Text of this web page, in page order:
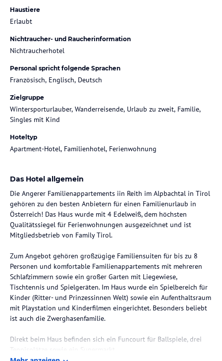
Haustiere
Erlaubt
Nichtraucher- und Raucherinformation
Nichtraucherhotel
Personal spricht folgende Sprachen
Französisch, Englisch, Deutsch
Zielgruppe
Wintersporturlauber, Wanderreisende, Urlaub zu zweit, Familie,
Singles mit Kind
Hoteltyp
Apartment-Hotel, Familienhotel, Ferienwohnung
Das Hotel allgemein
Die Angerer Familienappartements iin Reith im Alpbachtal in Tirol
gehören zu den besten Anbietern für einen Familienurlaub in
Österreich! Das Haus wurde mit 4 Edelweiß, dem höchsten
Qualitätssiegel für Ferienwohnungen ausgezeichnet und ist
Mitgliedsbetrieb von Family Tirol.
Zum Angebot gehören großzügige Familiensuiten für bis zu 8
Personen und komfortable Familienappartements mit mehreren
Schlafzimmern sowie ein großer Garten mit Liegewiese,
Tischtennis und Spielgeräten. Im Haus wurde ein Spielbereich für
Kinder (Ritter- und Prinzessinnen Welt) sowie ein Aufenthaltsraum
mit Playstation und Kinderfilmen eingerichtet. Besonders beliebt
ist auch die Zwerghasenfamilie.
Direkt beim Haus befinden sich ein Funcourt für Ballspiele, drei
Tennisplätze sowie ein Supermarkt.